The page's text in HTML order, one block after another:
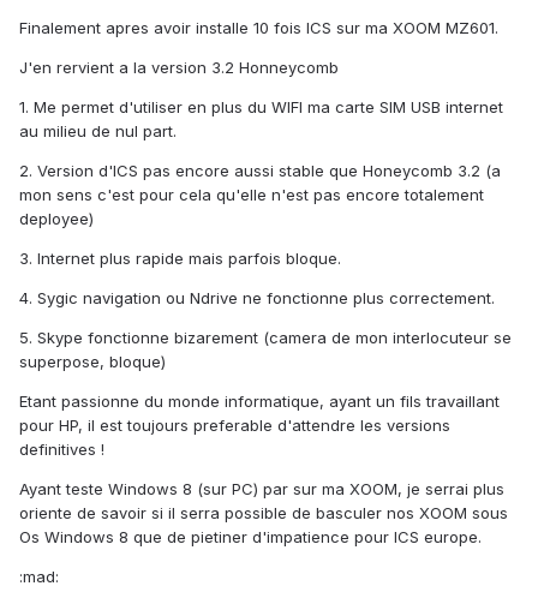
Finalement apres avoir installe 10 fois ICS sur ma XOOM MZ601.
J'en rervient a la version 3.2 Honneycomb
1. Me permet d'utiliser en plus du WIFI ma carte SIM USB internet
au milieu de nul part.
2. Version d'ICS pas encore aussi stable que Honeycomb 3.2 (a
mon sens c'est pour cela qu'elle n'est pas encore totalement
deployee)
3. Internet plus rapide mais parfois bloque.
4. Sygic navigation ou Ndrive ne fonctionne plus correctement.
5. Skype fonctionne bizarement (camera de mon interlocuteur se
superpose, bloque)
Etant passionne du monde informatique, ayant un fils travaillant
pour HP, il est toujours preferable d'attendre les versions
definitives !
Ayant teste Windows 8 (sur PC) par sur ma XOOM, je serrai plus
oriente de savoir si il serra possible de basculer nos XOOM sous
Os Windows 8 que de pietiner d'impatience pour ICS europe.
:mad: